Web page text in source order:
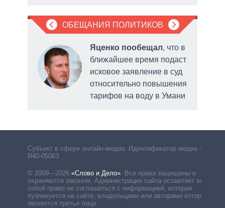
ОБЕЩАНИЯ ПОЛИТИКОВ
Яценко пообещал, что в
ближайшее время подаст
исковое заявление в суд
относительно повышения
тарифов на воду в Умани
Субъект в сфере онлайн-медиа. Идентификатор медиа –
R40-05063
© 2009—2026 «Слово и Дело». Все права защищены и
охраняются законом. Администрация сайта оставляет за
собой право не соглашаться с информацией, которая
публикуется на сайте, владельцами или авторами которой
являются третьи лица.